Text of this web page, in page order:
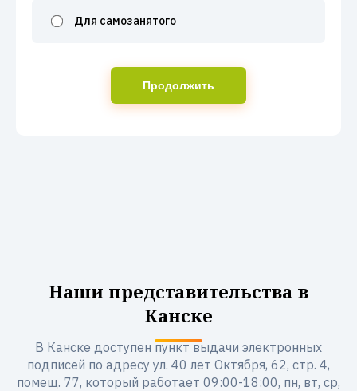
Для самозанятого
Продолжить
Наши представительства в
Канске
В Канске доступен пункт выдачи электронных
подписей по адресу ул. 40 лет Октября, 62, стр. 4,
помещ. 77, который работает 09:00-18:00, пн, вт, ср,